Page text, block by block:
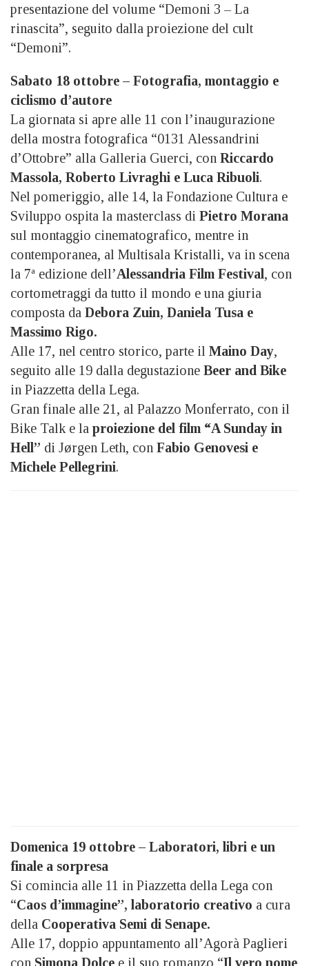
presentazione del volume “Demoni 3 – La
rinascita”, seguito dalla proiezione del cult
“Demoni”.
Sabato 18 ottobre – Fotografia, montaggio e
ciclismo d’autore
La giornata si apre alle 11 con l’inaugurazione
della mostra fotografica “0131 Alessandrini
d’Ottobre” alla Galleria Guerci, con Riccardo
Massola, Roberto Livraghi e Luca Ribuoli.
Nel pomeriggio, alle 14, la Fondazione Cultura e
Sviluppo ospita la masterclass di Pietro Morana
sul montaggio cinematografico, mentre in
contemporanea, al Multisala Kristalli, va in scena
la 7ª edizione dell’Alessandria Film Festival , con
cortometraggi da tutto il mondo e una giuria
composta da Debora Zuin, Daniela Tusa e
Massimo Rigo.
Alle 17, nel centro storico, parte il Maino Day,
seguito alle 19 dalla degustazione Beer and Bike
in Piazzetta della Lega.
Gran finale alle 21, al Palazzo Monferrato, con il
Bike Talk e la proiezione del film “A Sunday in
Hell” di Jørgen Leth, con Fabio Genovesi e
Michele Pellegrini.
Domenica 19 ottobre – Laboratori, libri e un
finale a sorpresa
Si comincia alle 11 in Piazzetta della Lega con
“Caos d’immagine”, laboratorio creativo a cura
della Cooperativa Semi di Senape.
Alle 17, doppio appuntamento all’Agorà Paglieri
con Simona Dolce e il suo romanzo “Il vero nome